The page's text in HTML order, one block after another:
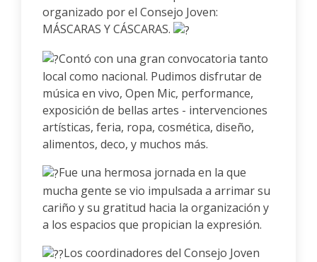
organizado por el Consejo Joven:
MÁSCARAS Y CÁSCARAS.
Contó con una gran convocatoria tanto
local como nacional. Pudimos disfrutar de
música en vivo, Open Mic, performance,
exposición de bellas artes - intervenciones
artísticas, feria, ropa, cosmética, diseño,
alimentos, deco, y muchos más.
Fue una hermosa jornada en la que
mucha gente se vio impulsada a arrimar su
cariño y su gratitud hacia la organización y
a los espacios que propician la expresión.
Los coordinadores del Consejo Joven